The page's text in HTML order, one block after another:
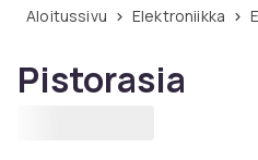
Aloitussivu Elektroniikka
Pistorasia